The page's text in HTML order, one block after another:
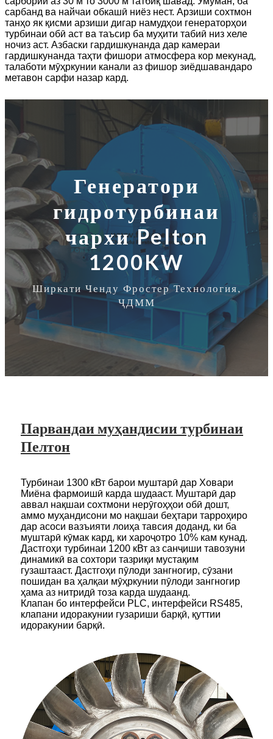
сарбанд ва найчаи обкашӣ ниёз нест. Арзиши сохтмон
танҳо як қисми арзиши дигар намудҳои генераторҳои
турбинаи обӣ аст ва таъсир ба муҳити табиӣ низ хеле
ночиз аст. Азбаски гардишкунанда дар камераи
гардишкунанда таҳти фишори атмосфера кор мекунад,
талаботи мӯҳркунии канали аз фишор зиёдшавандаро
метавон сарфи назар кард.
Генератори
гидротурбинаи
чархи Pelton
1200KW
Ширкати Ченду Фростер Технология,
ҶДММ
Парвандаи муҳандисии турбинаи
Пелтон
Турбинаи 1300 кВт барои муштарӣ дар Ховари
Миёна фармоишӣ карда шудааст. Муштарӣ дар
аввал нақшаи сохтмони нерӯгоҳҳои обӣ дошт,
аммо муҳандисони мо нақшаи беҳтари тарроҳиро
дар асоси вазъияти лоиҳа тавсия доданд, ки ба
муштарӣ кӯмак кард, ки хароҷотро 10% кам кунад.
Дастгоҳи турбинаи 1200 кВт аз санҷиши тавозуни
динамикӣ ва сохтори тазриқи мустақим
гузаштааст. Дастгоҳи пӯлоди зангногир, сӯзани
пошидан ва ҳалқаи мӯҳркунии пӯлоди зангногир
ҳама аз нитридӣ тоза карда шудаанд.
Клапан бо интерфейси PLC, интерфейси RS485,
клапани идоракунии гузариши барқӣ, қуттии
идоракунии барқӣ.